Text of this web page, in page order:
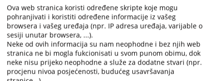
Datum od
Navigate
forward
to
interact
Datum do
Ova web stranica koristi određene skripte koje mogu
pohranjivati i koristiti određene informacije iz vašeg
browsera i vašeg uređaja (npr. IP adresa uređaja, varijable o
sesiji unutar browsera, ...).
Neke od ovih informacija su nam neophodne i bez njih web
stranica ne bi mogla fukcionisati u svom punom obimu, dok
neke nisu prijeko neophodne a služe za dodatne stvari (npr.
procjenu nivoa posjećenosti, budućeg usavršavanja